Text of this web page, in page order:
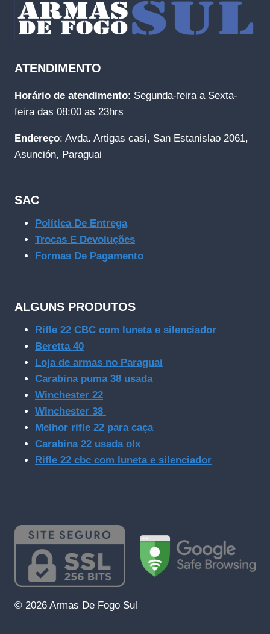
ATENDIMENTO
Horário de atendimento: Segunda-feira a Sexta-
feira das 08:00 as 23hrs
Endereço: Avda. Artigas casi, San Estanislao 2061,
Asunción, Paraguai
SAC
Política De Entrega
Trocas E Devoluções
Formas De Pagamento
ALGUNS PRODUTOS
Rifle 22 CBC com luneta e silenciador
Beretta 40
Loja de armas no Paraguai
Carabina puma 38 usada
Winchester 22
Winchester 38
Melhor rifle 22 para caça
Carabina 22 usada olx
Rifle 22 cbc com luneta e silenciador
© 2026 Armas De Fogo Sul